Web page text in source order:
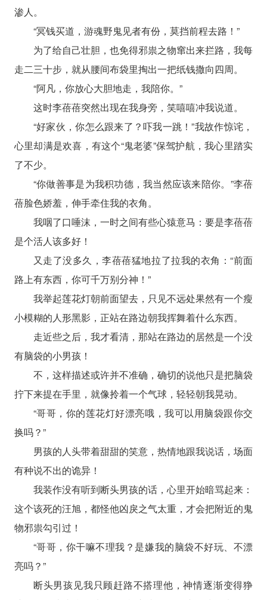
渗人。
“冥钱买道，游魂野鬼见者有份，莫挡前程去路！”
为了给自己壮胆，也免得邪祟之物窜出来拦路，我每
走二三十步，就从腰间布袋里掏出一把纸钱撒向四周。
“阿凡，你放心大胆地走，我陪你。”
这时李蓓蓓突然出现在我身旁，笑嘻嘻冲我说道。
“好家伙，你怎么跟来了？吓我一跳！”我故作惊诧，
心里却满是欢喜，有这个“鬼老婆”保驾护航，我心里踏实
了不少。
“你做善事是为我积功德，我当然应该来陪你。”李蓓
蓓脸色娇羞，伸手牵住我的衣角。
我咽了口唾沫，一时之间有些心猿意马：要是李蓓蓓
是个活人该多好！
又走了没多久，李蓓蓓猛地拉了拉我的衣角：“前面
路上有东西，你可千万别分神！”
我举起莲花灯朝前面望去，只见不远处果然有一个瘦
小模糊的人形黑影，正站在路边朝我挥舞着什么东西。
走近些之后，我才看清，那站在路边的居然是一个没
有脑袋的小男孩！
不，这样描述或许并不准确，确切的说他只是把脑袋
拧下来提在手里，就像拎着一个气球，轻轻朝我晃动。
“哥哥，你的莲花灯好漂亮哦，我可以用脑袋跟你交
换吗？”
男孩的人头带着甜甜的笑意，热情地跟我说话，场面
有种说不出的诡异！
我装作没有听到断头男孩的话，心里开始暗骂起来：
这个该死的汪旭，都怪他凶戾之气太重，才会把附近的鬼
物邪祟勾引过！
“哥哥，你干嘛不理我？是嫌我的脑袋不好玩、不漂
亮吗？”
断头男孩见我只顾赶路不搭理他，神情逐渐变得狰